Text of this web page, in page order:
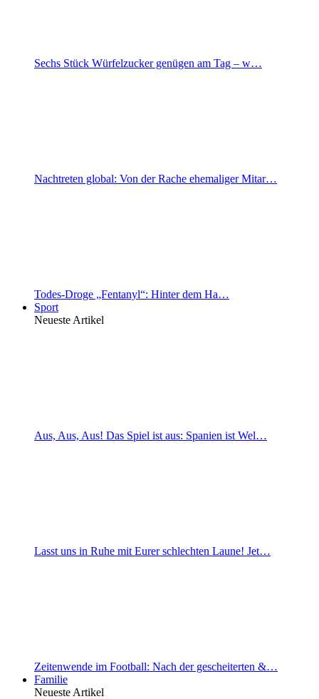
Sechs Stück Würfelzucker genügen am Tag – w…
Nachtreten global: Von der Rache ehemaliger Mitar…
Todes-Droge „Fentanyl“: Hinter dem Ha…
Sport
Neueste Artikel
Aus, Aus, Aus! Das Spiel ist aus: Spanien ist Wel…
Lasst uns in Ruhe mit Eurer schlechten Laune! Jet…
Zeitenwende im Football: Nach der gescheiterten &…
Familie
Neueste Artikel